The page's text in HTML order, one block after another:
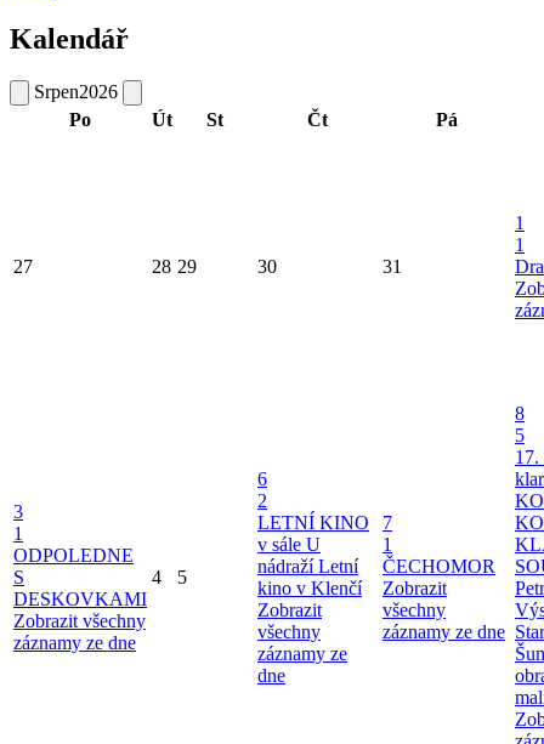
Kalendář
Srpen2026
Po
Út St Čt Pá
27 28 29 30 31
1
1
3
1
ODPOLEDNE
S
DESKOVKAMI
Zobrazit všechny
záznamy ze dne
4 5
6
2
LETNÍ KINO
v sále U
nádražíLetní
kino v Klenčí
Zobrazit
všechny
záznamy ze
dne
7
1
ČECHOMOR
Zobrazit
všechny
záznamy ze dne
8
5